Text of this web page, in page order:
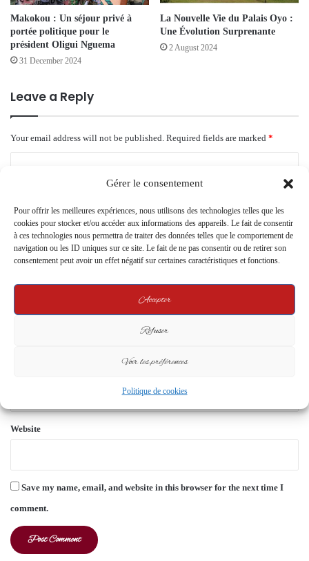
Gérer le consentement
Pour offrir les meilleures expériences, nous utilisons des technologies telles que les
cookies pour stocker et/ou accéder aux informations des appareils. Le fait de consentir
à ces technologies nous permettra de traiter des données telles que le comportement de
navigation ou les ID uniques sur ce site. Le fait de ne pas consentir ou de retirer son
consentement peut avoir un effet négatif sur certaines caractéristiques et fonctions.
Accepter
Refuser
Voir les préférences
Politique de cookies
Makokou : Un séjour privé à
portée politique pour le
président Oligui Nguema
31 December 2024
La Nouvelle Vie du Palais Oyo :
Une Évolution Surprenante
2 August 2024
Leave a Reply
Your email address will not be published. Required fields are marked *
m
e
n
Name
Website
Save my name, email, and website in this browser for the next time I
comment.